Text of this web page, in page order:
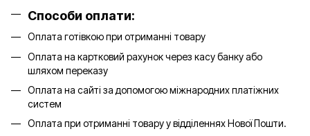
Способи оплати:
Оплата готівкою при отриманні товару
Оплата на картковий рахунок через касу банку або
шляхом переказу
Оплата на сайті за допомогою міжнародних платіжних
систем
Оплата при отриманні товару у відділеннях Нової Пошти.